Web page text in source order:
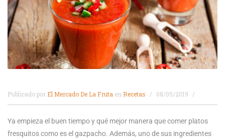
Publicado por El Mercado De La Fruta en Recetas 08/05/2019
Ya empieza el buen tiempo y qué mejor manera que comer platos
fresquitos como es el gazpacho. Además, uno de sus ingredientes